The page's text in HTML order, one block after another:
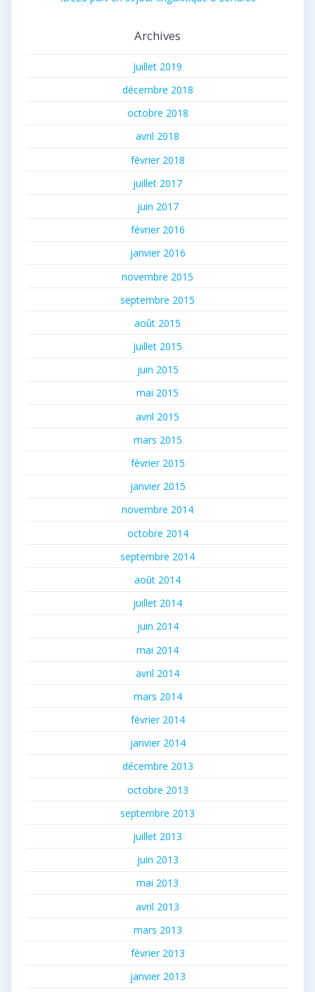
Archives
juillet 2019
décembre 2018
octobre 2018
avril 2018
février 2018
juillet 2017
juin 2017
février 2016
janvier 2016
novembre 2015
septembre 2015
août 2015
juillet 2015
juin 2015
mai 2015
avril 2015
mars 2015
février 2015
janvier 2015
novembre 2014
octobre 2014
septembre 2014
août 2014
juillet 2014
juin 2014
mai 2014
avril 2014
mars 2014
février 2014
janvier 2014
décembre 2013
octobre 2013
septembre 2013
juillet 2013
juin 2013
mai 2013
avril 2013
mars 2013
février 2013
janvier 2013